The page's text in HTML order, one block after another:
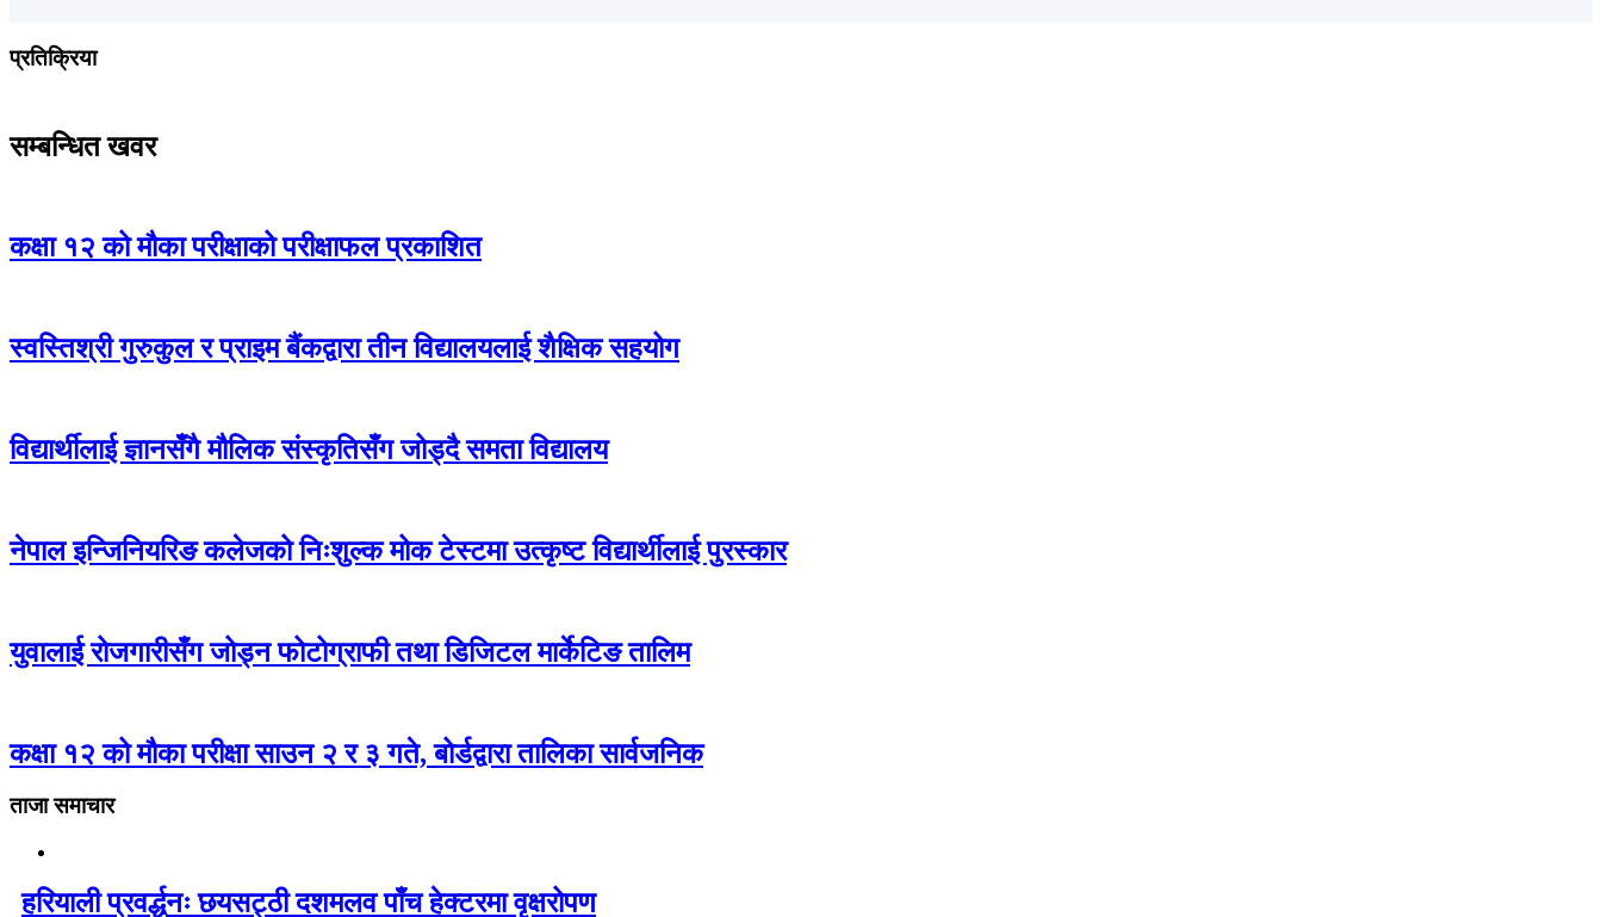
प्रतिक्रिया
सम्बन्धित खवर
कक्षा १२ को मौका परीक्षाको परीक्षाफल प्रकाशित
स्वस्तिश्री गुरुकुल र प्राइम बैंकद्वारा तीन विद्यालयलाई शैक्षिक सहयोग
विद्यार्थीलाई ज्ञानसँगै मौलिक संस्कृतिसँग जोड्दै समता विद्यालय
नेपाल इन्जिनियरिङ कलेजको निःशुल्क मोक टेस्टमा उत्कृष्ट विद्यार्थीलाई पुरस्कार
युवालाई रोजगारीसँग जोड्न फोटोग्राफी तथा डिजिटल मार्केटिङ तालिम
कक्षा १२ को मौका परीक्षा साउन २ र ३ गते, बोर्डद्वारा तालिका सार्वजनिक
ताजा समाचार
हरियाली प्रवर्द्धनः छयसट्ठी दशमलव पाँच हेक्टरमा वृक्षरोपण